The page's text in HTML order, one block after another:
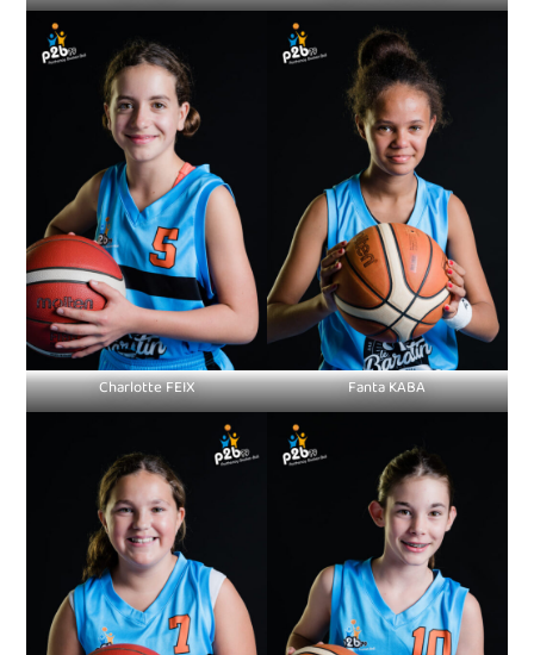
Charlotte FEIX Fanta KABA